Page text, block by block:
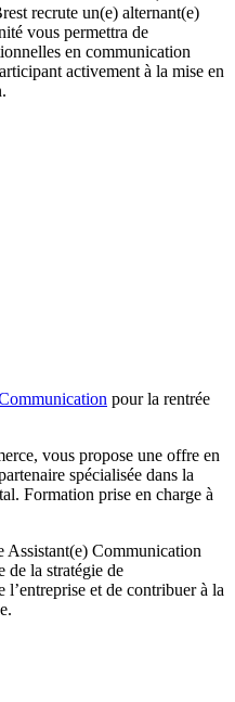
recrute un(e) alternant(e)
vous permettra de
en communication
activement à la mise en
pour la rentrée
vous propose une offre en
spécialisée dans la
Formation prise en charge à
Assistant(e) Communication
de la stratégie de
et de contribuer à la